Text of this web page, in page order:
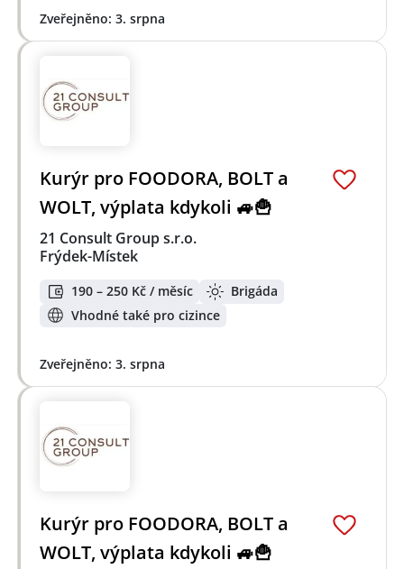
Zveřejněno: 3. srpna
Kurýr pro FOODORA, BOLT a
WOLT, výplata kdykoli 🚙🍟
21 Consult Group s.r.o.
Frýdek-Místek
190 – 250 Kč / měsíc
Brigáda
Vhodné také pro cizince
Zveřejněno: 3. srpna
Kurýr pro FOODORA, BOLT a
WOLT, výplata kdykoli 🚙🍟